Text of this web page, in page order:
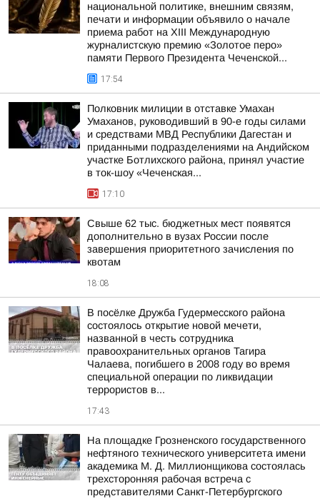
национальной политике, внешним связям,
печати и информации объявило о начале
приема работ на XIII Международную
журналистскую премию «Золотое перо»
памяти Первого Президента Чеченской...
17:54
Полковник милиции в отставке Умахан
Умаханов, руководивший в 90-е годы силами
и средствами МВД Республики Дагестан и
приданными подразделениями на Андийском
участке Ботлихского района, принял участие
в ток-шоу «Чеченская...
17:10
Свыше 62 тыс. бюджетных мест появятся
дополнительно в вузах России после
завершения приоритетного зачисления по
квотам
18:08
В посёлке Дружба Гудермесского района
состоялось открытие новой мечети,
названной в честь сотрудника
правоохранительных органов Тагира
Чалаева, погибшего в 2008 году во время
специальной операции по ликвидации
террористов в...
17:43
На площадке Грозненского государственного
нефтяного технического университета имени
академика М. Д. Миллионщикова состоялась
трехсторонняя рабочая встреча с
представителями Санкт-Петербургского